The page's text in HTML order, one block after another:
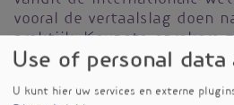
vooral de vertaalslag doen
praktijk. Keynote-sprekers
Bac2Nature Marco van Es,
Meijer en Amine Zorgani,
Use of personal data
U kunt hier uw services en externe